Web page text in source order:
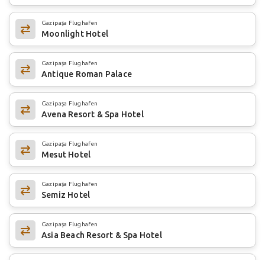
Gazipaşa Flughafen
Moonlight Hotel
Gazipaşa Flughafen
Antique Roman Palace
Gazipaşa Flughafen
Avena Resort & Spa Hotel
Gazipaşa Flughafen
Mesut Hotel
Gazipaşa Flughafen
Semiz Hotel
Gazipaşa Flughafen
Asia Beach Resort & Spa Hotel